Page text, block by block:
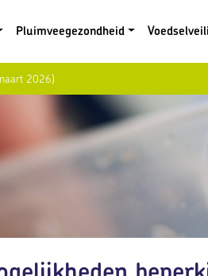
Pluimveegezondheid
2026)